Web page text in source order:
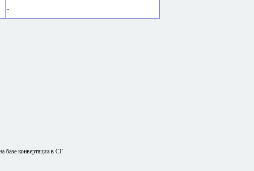
-
базе конвертации в СГ